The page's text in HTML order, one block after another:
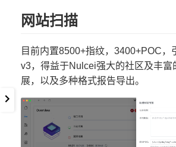
网站扫描
目前内置8500+指纹，3400+POC，
v3，得益于Nulcei强大的社区及丰富
展，以及多种格式报告导出。